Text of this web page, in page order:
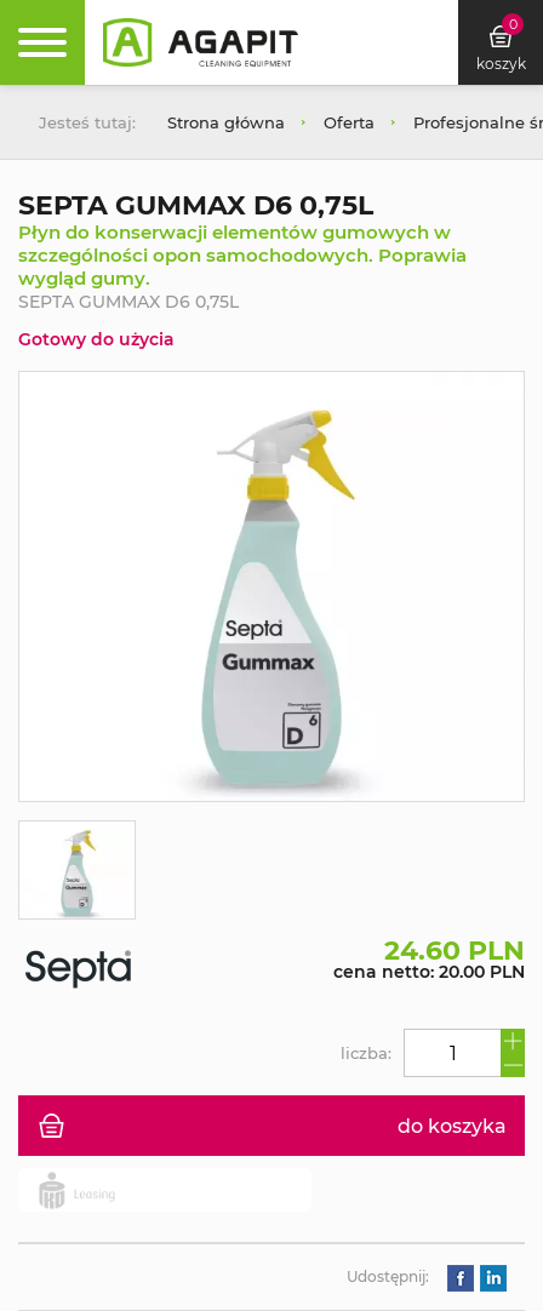
0
koszyk
Jesteś tutaj: Strona główna Oferta Profesjonalne
SEPTA GUMMAX D6 0,75L
Płyn do konserwacji elementów gumowych w
szczególności opon samochodowych. Poprawia
wygląd gumy.
SEPTA GUMMAX D6 0,75L
Gotowy do użycia
24.60 PLN
cena netto: 20.00 PLN
do koszyka
liczba:
Udostępnij: